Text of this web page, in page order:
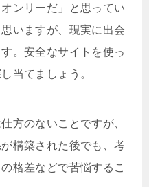
ンリーだ」と思ってい
いますが、現実に出会
。安全なサイトを使っ
当てましょう。
方のないことですが、
構築された後でも、考
格差などで苦悩するこ